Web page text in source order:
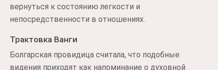
вернуться к состоянию легкости и
непосредственности в отношениях.
Трактовка Ванги
Болгарская провидица считала, что подобные
видения приходят как напоминание о духовной